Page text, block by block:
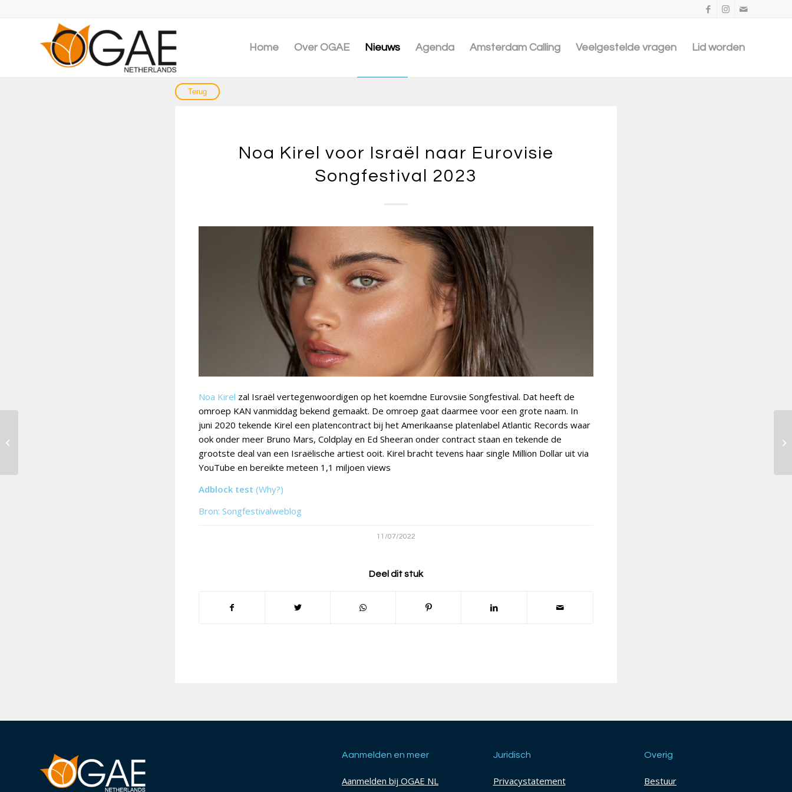
Home Over OGAE Nieuws Agenda Amsterdam Calling Veelgestelde vragen Lid worden
Noa Kirel voor Israël naar Eurovisie
Songfestival 2023
Noa Kirel zal Israël vertegenwoordigen op het koemdne Eurovsiie Songfestival. Dat heeft de
omroep KAN vanmiddag bekend gemaakt. De omroep gaat daarmee voor een grote naam. In
juni 2020 tekende Kirel een platencontract bij het Amerikaanse platenlabel Atlantic Records waar
ook onder meer Bruno Mars, Coldplay en Ed Sheeran onder contract staan en tekende de
grootste deal van een Israëlische artiest ooit. Kirel bracht tevens haar single Million Dollar uit via
YouTube en bereikte meteen 1,1 miljoen views
Adblock test (Why?)
Bron: Songfestivalweblog
11/07/2022
Deel dit stuk
Aanmelden en meer
Aanmelden bij OGAE NL
Juridisch
Privacystatement
Overig
Bestuur